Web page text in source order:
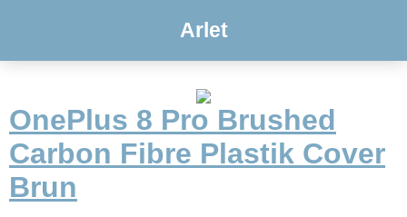
Arlet
OnePlus 8 Pro Brushed
Carbon Fibre Plastik Cover
Brun